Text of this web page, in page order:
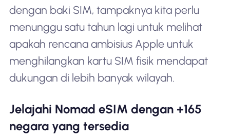
dengan baki SIM, tampaknya kita perlu
menunggu satu tahun lagi untuk melihat
apakah rencana ambisius Apple untuk
menghilangkan kartu SIM fisik mendapat
dukungan di lebih banyak wilayah.
Jelajahi Nomad eSIM dengan +165
negara yang tersedia